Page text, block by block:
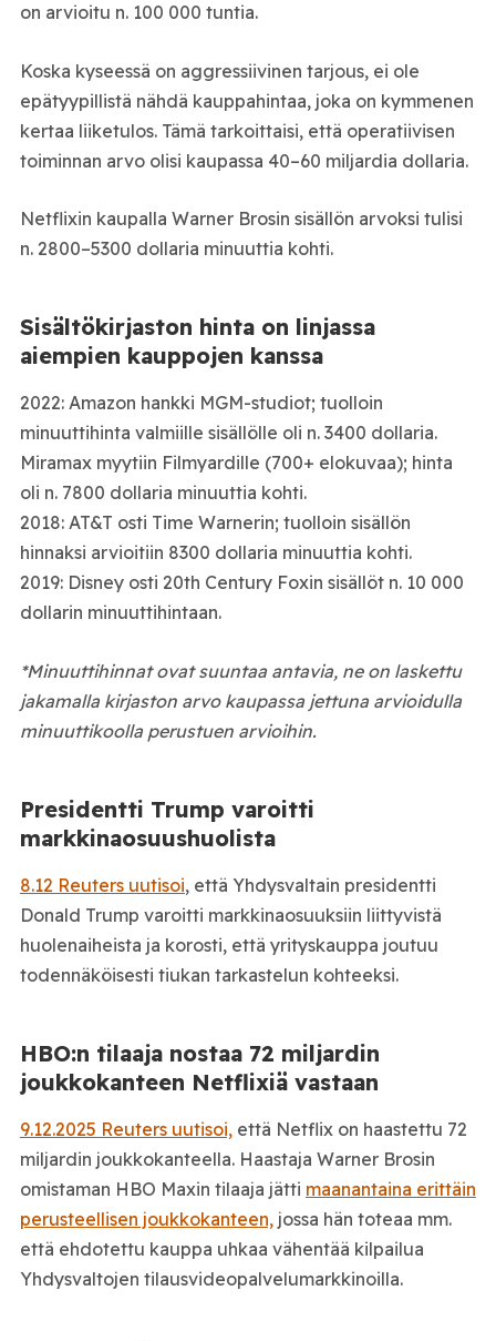
on arvioitu n. 100 000 tuntia.
Koska kyseessä on aggressiivinen tarjous, ei ole
epätyypillistä nähdä kauppahintaa, joka on kymmenen
kertaa liiketulos. Tämä tarkoittaisi, että operatiivisen
toiminnan arvo olisi kaupassa 40–60 miljardia dollaria.
Netflixin kaupalla Warner Brosin sisällön arvoksi tulisi
n. 2800–5300 dollaria minuuttia kohti.
Sisältökirjaston hinta on linjassa
aiempien kauppojen kanssa
2022: Amazon hankki MGM-studiot; tuolloin
minuuttihinta valmiille sisällölle oli n. 3400 dollaria.
Miramax myytiin Filmyardille (700+ elokuvaa); hinta
oli n. 7800 dollaria minuuttia kohti.
2018: AT&T osti Time Warnerin; tuolloin sisällön
hinnaksi arvioitiin 8300 dollaria minuuttia kohti.
2019: Disney osti 20th Century Foxin sisällöt n. 10 000
dollarin minuuttihintaan.
*Minuuttihinnat ovat suuntaa antavia, ne on laskettu
jakamalla kirjaston arvo kaupassa jettuna arvioidulla
minuuttikoolla perustuen arvioihin.
Presidentti Trump varoitti
markkinaosuushuolista
8.12 Reuters uutisoi, että Yhdysvaltain presidentti
Donald Trump varoitti markkinaosuuksiin liittyvistä
huolenaiheista ja korosti, että yrityskauppa joutuu
todennäköisesti tiukan tarkastelun kohteeksi.
HBO:n tilaaja nostaa 72 miljardin
joukkokanteen Netflixiä vastaan
9.12.2025 Reuters uutisoi, että Netflix on haastettu 72
miljardin joukkokanteella. Haastaja Warner Brosin
omistaman HBO Maxin tilaaja jätti maanantaina erittäin
perusteellisen joukkokanteen, jossa hän toteaa mm.
että ehdotettu kauppa uhkaa vähentää kilpailua
Yhdysvaltojen tilausvideopalvelumarkkinoilla.